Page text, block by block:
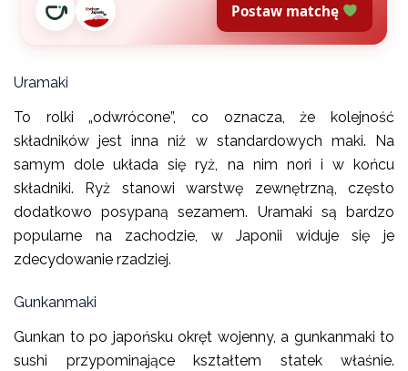
Postaw matchę
Uramaki
To rolki „odwrócone”, co oznacza, że kolejność
składników jest inna niż w standardowych maki. Na
samym dole układa się ryż, na nim nori i w końcu
składniki. Ryż stanowi warstwę zewnętrzną, często
dodatkowo posypaną sezamem. Uramaki są bardzo
popularne na zachodzie, w Japonii widuje się je
zdecydowanie rzadziej.
Gunkanmaki
Gunkan to po japońsku okręt wojenny, a gunkanmaki to
sushi przypominające kształtem statek właśnie.